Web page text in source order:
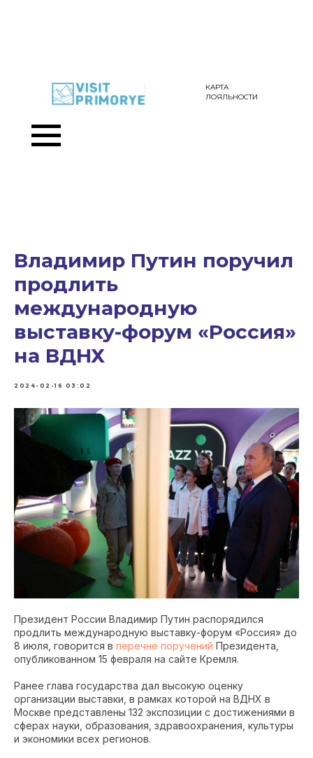
КАРТА
ЛОЯЛЬНОСТИ
Владимир Путин поручил
продлить
международную
выставку-форум «Россия»
на ВДНХ
2024-02-16 03:02
Президент России Владимир Путин распорядился
продлить международную выставку-форум «Россия» до
8 июля, говорится в перечне поручений Президента,
опубликованном 15 февраля на сайте Кремля.
Ранее глава государства дал высокую оценку
организации выставки, в рамках которой на ВДНХ в
Москве представлены 132 экспозиции с достижениями в
сферах науки, образования, здравоохранения, культуры
и экономики всех регионов.